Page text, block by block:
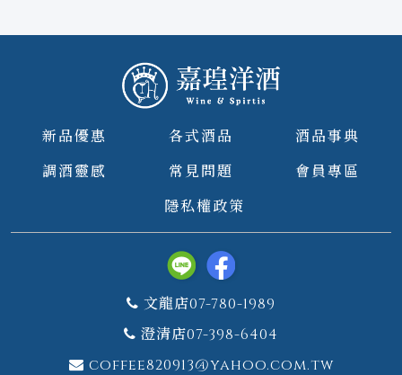
新品優惠 各式酒品
酒品事典
調酒靈感
常見問題
會員專區
隱私權政策
文龍店07-780-1989
澄清店07-398-6404
coffee820913@yahoo.com.tw